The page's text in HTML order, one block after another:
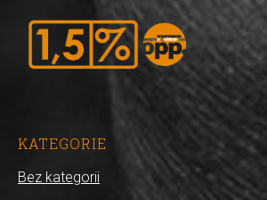
KATEGORIE
Bez kategorii